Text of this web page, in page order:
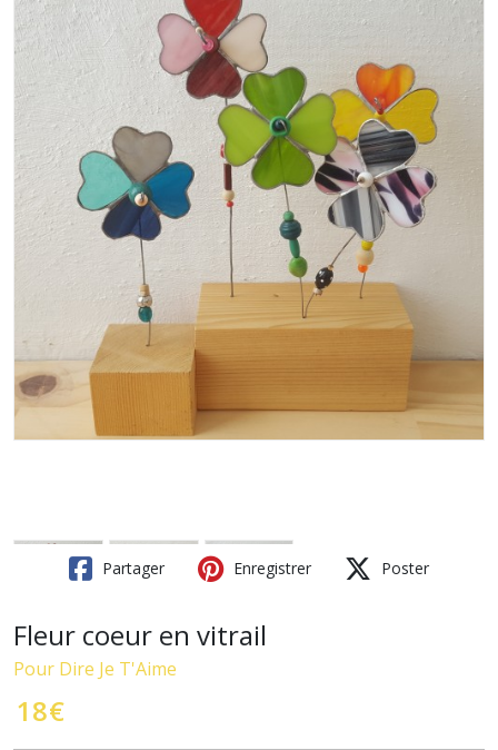
Partager Enregistrer Poster
Fleur coeur en vitrail
Pour Dire Je T'Aime
18€